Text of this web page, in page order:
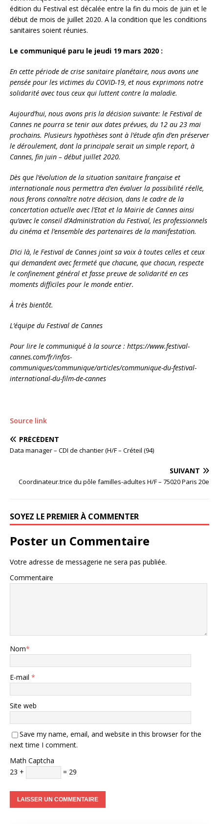
édition du Festival est décalée entre la fin du mois de juin et le
début de mois de juillet 2020. A la condition que les conditions
sanitaires soient réunies.
Le communiqué paru le jeudi 19 mars 2020 :
En cette période de crise sanitaire planétaire, nous avons une
pensée pour les victimes du COVID-19, et nous exprimons notre
solidarité avec tous ceux qui luttent contre la maladie.
Aujourd’hui, nous avons pris la décision suivante: le Festival de
Cannes ne pourra se tenir aux dates prévues, du 12 au 23 mai
prochains. Plusieurs hypothèses sont à l’étude afin d’en préserver
le déroulement, dont la principale serait un simple report, à
Cannes, fin juin – début juillet 2020.
Dès que l’évolution de la situation sanitaire française et
internationale nous permettra d’en évaluer la possibilité réelle,
nous ferons connaître notre décision, dans le cadre de la
concertation actuelle avec l’Etat et la Mairie de Cannes ainsi
qu’avec le conseil d’Administration du Festival, les professionnels
du cinéma et l’ensemble des partenaires de la manifestation.
D’ici là, le Festival de Cannes joint sa voix à toutes celles et ceux
qui demandent avec fermeté que chacune, que chacun, respecte
le confinement général et fasse preuve de solidarité en ces
moments difficiles pour le monde entier.
À très bientôt.
L’équipe du Festival de Cannes
Pour lire le communiqué à la source : https://www.festival-
cannes.com/fr/infos-
communiques/communique/articles/communique-du-festival-
international-du-film-de-cannes
Source link
PRÉCÉDENT
Data manager – CDI de chantier (H/F – Créteil (94)
SUIVANT
Coordinateur.trice du pôle familles-adultes H/F – 75020 Paris 20e
SOYEZ LE PREMIER À COMMENTER
Poster un Commentaire
Votre adresse de messagerie ne sera pas publiée.
Commentaire
Nom*
E-mail *
Site web
Save my name, email, and website in this browser for the
next time I comment.
Math Captcha
23 +
= 29